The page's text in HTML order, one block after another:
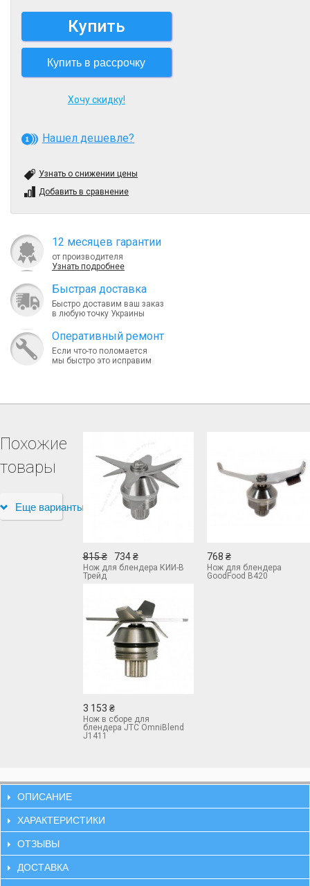
Купить
Купить в рассрочку
Хочу скидку!
Нашел дешевле?
Узнать о снижении цены
Добавить в сравнение
12 месяцев гарантии
от производителя
Узнать подробнее
Быcтрая доставка
Быстро доставим ваш заказ
в любую точку Украины
Оперативный ремонт
Если что-то поломается
мы быстро это исправим
Похожие
товары
Еще варианты
815 ₴ 734 ₴
Нож для блендера КИЙ-В
Трейд
768 ₴
Нож для блендера
GoodFood B420
3 153 ₴
Нож в сборе для
блендера JTC OmniBlend
J1411
ОПИСАНИЕ
ХАРАКТЕРИСТИКИ
ОТЗЫВЫ
ДОСТАВКА